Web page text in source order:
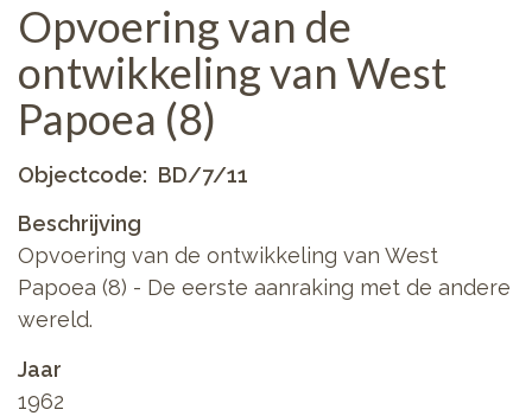
Opvoering van de
ontwikkeling van West
Papoea (8)
Objectcode
BD/7/11
Beschrijving
Opvoering van de ontwikkeling van West
Papoea (8) - De eerste aanraking met de andere
wereld.
Jaar
1962